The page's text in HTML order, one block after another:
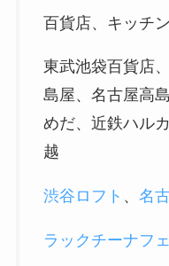
百貨店、キッチ
東武池袋百貨店
島屋、名古屋高
めだ、近鉄ハル
越
渋谷ロフト 、 名
ラックチーナフ